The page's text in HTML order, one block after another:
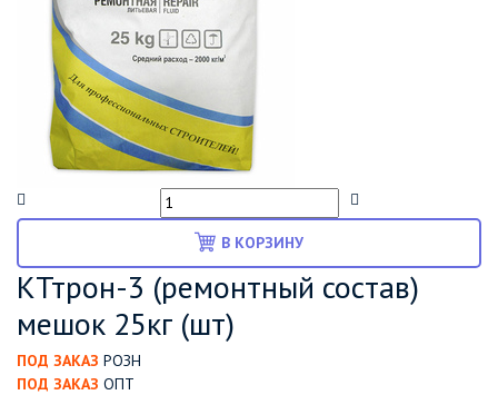
В КОРЗИНУ
КТтрон-3 (ремонтный состав)
мешок 25кг (шт)
ПОД ЗАКАЗ РОЗН
ПОД ЗАКАЗ ОПТ